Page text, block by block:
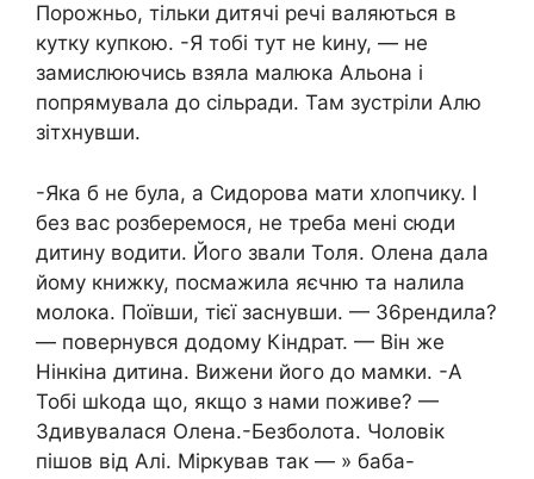
Порожньо, тільки дитячі речі валяються в
кутку купкою. -Я тобі тут не kину, — не
замислюючись взяла малюка Альона і
попрямувала до сільради. Там зустріли Алю
зітхнувши.
-Яка б не була, а Сидорова мати хлопчику. І
без вас розберемося, не треба мені сюди
дитину водити. Його звали Толя. Олена дала
йому книжку, посмажила яєчню та налила
молока. Поївши, тієї заснувши. — З6рендила?
— повернувся додому Кіндрат. — Він же
Нінкіна дитина. Вижени його до мамки. -А
Тобі шkода що, якщо з нами поживе? —
Здивувалася Олена.-Безболота. Чоловік
пішов від Алі. Міркував так — » баба-